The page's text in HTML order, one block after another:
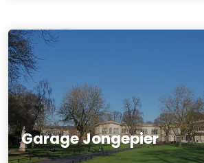
Garage Jongepier